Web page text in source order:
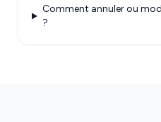
Comment annuler ou
?